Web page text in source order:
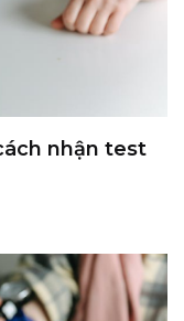
nhận test